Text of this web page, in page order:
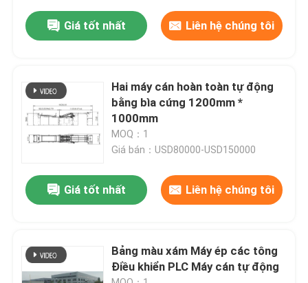
Chuyến tham quan nhà máy
Liên hệ với chúng tôi
Tin tức
Các vụ án
Máy cán sáo
Giá tốt nhất Liên hệ chúng tôi
Hai máy cán hoàn toàn tự động
bằng bìa cứng 1200mm *
1000mm
MOQ：1
Giá bán：USD80000-USD150000
Giá tốt nhất Liên hệ chúng tôi
Bảng màu xám Máy ép các tông
Điều khiển PLC Máy cán tự động